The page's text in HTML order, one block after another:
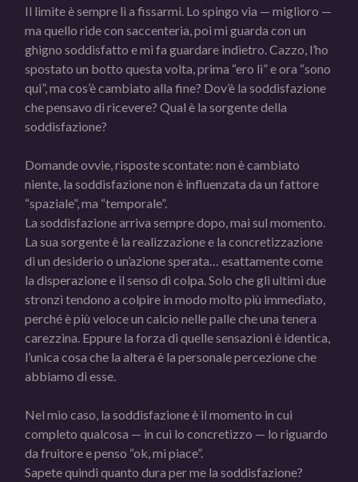
Il limite è sempre lì a fissarmi. Lo spingo via — miglioro —
ma quello ride con saccenteria, poi mi guarda con un
ghigno soddisfatto e mi fa guardare indietro. Cazzo, l’ho
spostato un botto questa volta, prima “ero lì” e ora “sono
qui”, ma cos’è cambiato alla fine? Dov’è la soddisfazione
che pensavo di ricevere? Qual è la sorgente della
soddisfazione?
Domande ovvie, risposte scontate: non è cambiato
niente, la soddisfazione non è influenzata da un fattore
“spaziale”, ma “temporale”.
La soddisfazione arriva sempre dopo, mai sul momento.
La sua sorgente è la realizzazione e la concretizzazione
di un desiderio o un’azione sperata… esattamente come
la disperazione e il senso di colpa. Solo che gli ultimi due
stronzi tendono a colpire in modo molto più immediato,
perché è più veloce un calcio nelle palle che una tenera
carezzina. Eppure la forza di quelle sensazioni è identica,
l’unica cosa che la altera è la personale percezione che
abbiamo di esse.
Nel mio caso, la soddisfazione è il momento in cui
completo qualcosa — in cui lo concretizzo — lo riguardo
da fruitore e penso “ok, mi piace”.
Sapete quindi quanto dura per me la soddisfazione?